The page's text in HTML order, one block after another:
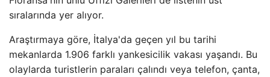
sıralarında yer alıyor.
Araştırmaya göre, İtalya'da geçen yıl bu tarihi
mekanlarda 1.906 farklı yankesicilik vakası yaşandı. Bu
olaylarda turistlerin paraları çalındı ​​veya telefon, çanta,